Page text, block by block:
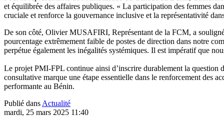
et équilibrée des affaires publiques. « La participation des femmes
cruciale et renforce la gouvernance inclusive et la représentativité
De son côté, Olivier MUSAFIRI, Représentant de la FCM, a
pourcentage extrêmement faible de postes de direction dans notre
perpétue également les inégalités systémiques. Il est impératif que
Le projet PMI-FPL continue ainsi d’inscrire durablement la question
consultative marque une étape essentielle dans le renforcement des
performante au Bénin.
Publié dans Actualité
mardi, 25 mars 2025 11:40